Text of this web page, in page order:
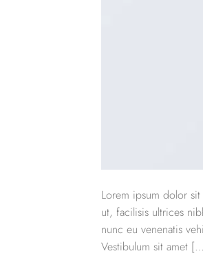
Lorem ipsum dolor
ut, facilisis ultrices
nunc eu venenatis
Vestibulum sit amet